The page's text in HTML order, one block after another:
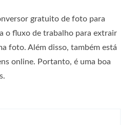
gratuito de foto para
o fluxo de trabalho para extrair
foto. Além disso, também está
online. Portanto, é uma boa